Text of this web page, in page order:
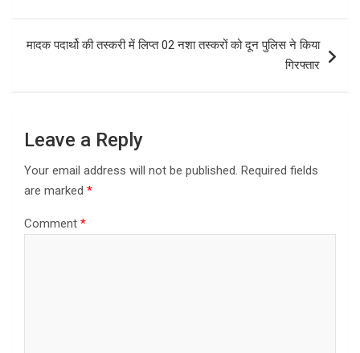
मादक पदार्थो की तस्करी में लिप्त 02 नशा तस्करों को दून पुलिस ने किया
गिरफ्तार
Leave a Reply
Your email address will not be published. Required fields
are marked *
Comment *